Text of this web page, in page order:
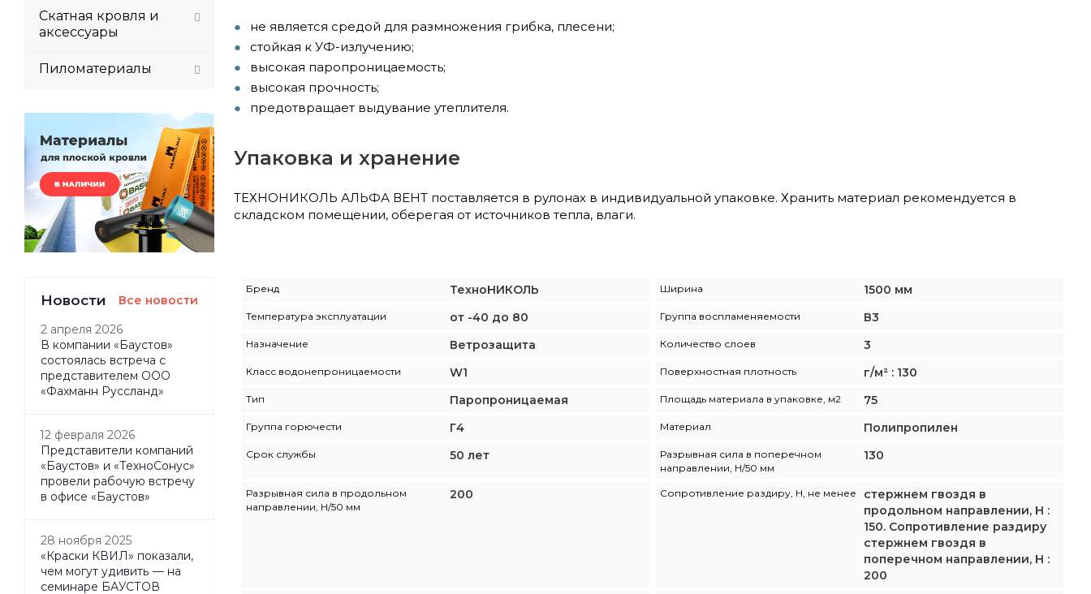
не является средой для размножения грибка, плесени;
стойкая к УФ-излучению;
высокая паропроницаемость;
высокая прочность;
предотвращает выдувание утеплителя.
Упаковка и хранение
ТЕХНОНИКОЛЬ АЛЬФА ВЕНТ поставляется в рулонах в индивидуальной упаковке. Хранить материал рекомендуется в
складском помещении, оберегая от источников тепла, влаги.
Бренд ТехноНИКОЛЬ Ширина 1500 мм
Температура эксплуатации от -40 до 80 Группа воспламеняемости В3
Назначение Ветрозащита Количество слоев 3
Класс водонепроницаемости W1 Поверхностная плотность г/м² : 130
Тип Паропроницаемая Площадь материала в упаковке, м2 75
Группа горючести Г4 Материал Полипропилен
Срок службы 50 лет
Разрывная сила в поперечном
направлении, Н/50 мм
130
Разрывная сила в продольном
направлении, Н/50 мм
200 Сопротивление раздиру, Н, не менее
стержнем гвоздя в
продольном направлении, Н :
150. Сопротивление раздиру
стержнем гвоздя в
поперечном направлении, Н :
200
Скатная кровля и
аксессуары
Пиломатериалы
Новости Все новости
2 апреля 2026
В компании «Баустов»
состоялась встреча с
представителем ООО
«Фахманн Руссланд»
12 февраля 2026
Представители компаний
«Баустов» и «ТехноСонус»
провели рабочую встречу
в офисе «Баустов»
28 ноября 2025
«Краски КВИЛ» показали,
чем могут удивить — на
семинаре БАУСТОВ